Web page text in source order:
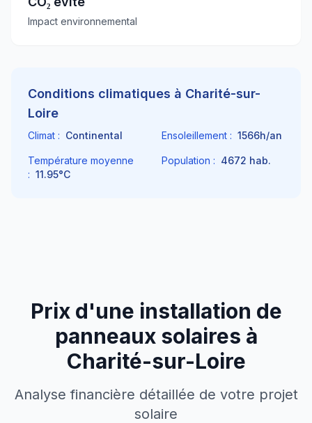
Impact environnemental
Conditions climatiques à Charité-sur-
Loire
Climat : Continental Ensoleillement : 1566h/an
Température moyenne
: 11.95°C
Population : 4672 hab.
Prix d'une installation de
panneaux solaires à
Charité-sur-Loire
Analyse financière détaillée de votre projet
solaire